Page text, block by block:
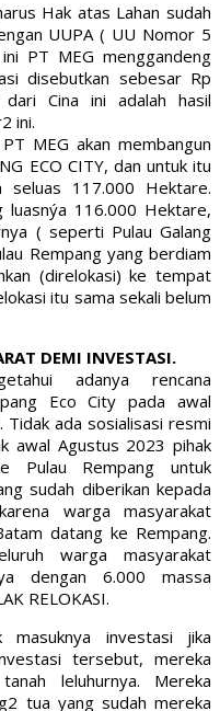
Hak atas Lahan sudah
UUPA ( UU Nomor 5
PT MEG menggandeng
disebutkan sebesar Rp
Cina ini adalah hasil
ini.
MEG akan membangun
ECO CITY, dan untuk itu
seluas 117.000 Hektare.
luasnýa 116.000 Hektare,
( seperti Pulau Galang
Rempang yang berdiam
(direlokasi) ke tempat
itu sama sekali belum
DEMI INVESTASI.
adanya rencana
Eco City pada awal
ada sosialisasi resmi
awal Agustus 2023 pihak
Pulau Rempang untuk
sudah diberikan kepada
warga masyarakat
datang ke Rempang.
warga masyarakat
dengan 6.000 massa
RELOKASI.
masuknya investasi jika
tersebut, mereka
leluhurnya. Mereka
tua yang sudah mereka